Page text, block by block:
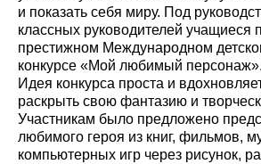
и показать себя миру. Под
классных руководителей учащиеся
престижном Международном
конкурсе «Мой любимый персонаж».
Идея конкурса проста и
раскрыть свою фантазию и
Участникам было предложено
любимого героя из книг, фильмов,
компьютерных игр через рисунок,